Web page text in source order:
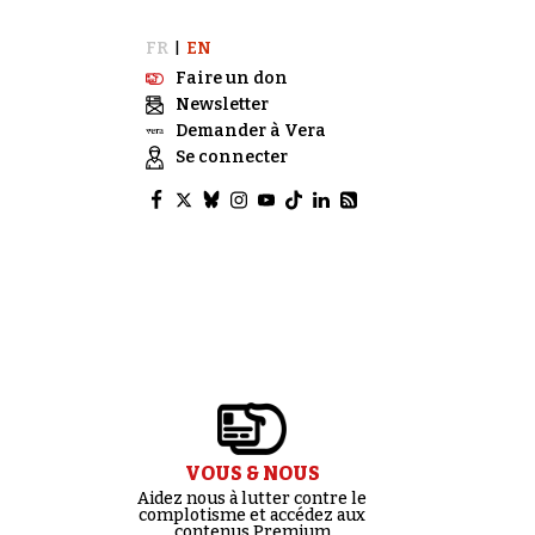
FR
EN
Faire un don
Newsletter
Demander à Vera
Se connecter
VOUS & NOUS
Aidez nous à lutter contre le
complotisme et accédez aux